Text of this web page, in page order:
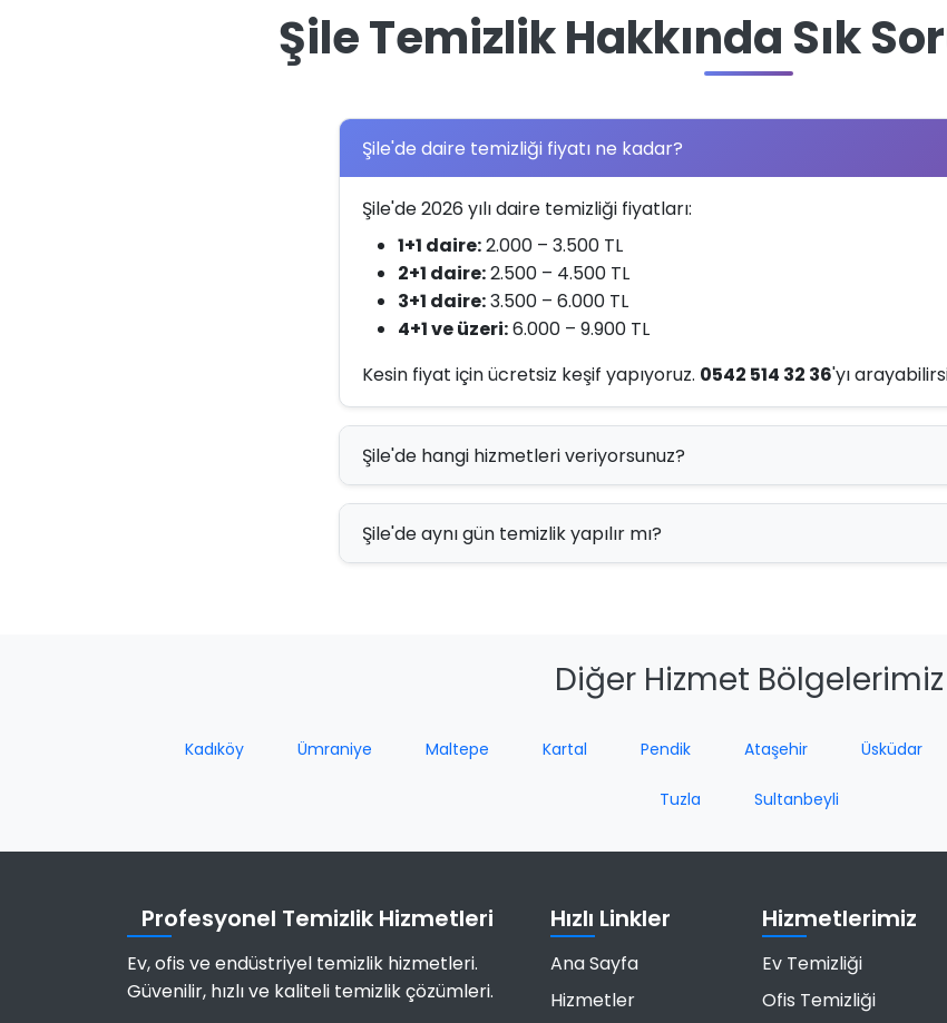
Şile Temizlik Hakkında Sık
Şile'de daire temizliği fiyatı ne kadar?
Şile'de 2026 yılı daire temizliği fiyatları:
1+1 daire:2.000 – 3.500 TL
2+1 daire:2.500 – 4.500 TL
3+1 daire:3.500 – 6.000 TL
4+1 ve üzeri:6.000 – 9.900 TL
Kesin fiyat için ücretsiz keşif yapıyoruz. 0542 514 32 36'yı
Şile'de hangi hizmetleri veriyorsunuz?
Şile'de aynı gün temizlik yapılır mı?
Diğer Hizmet Bölgelerimiz
Kadıköy Ümraniye Maltepe Kartal Pendik Ataşehir Üsküdar
Tuzla Sultanbeyli
Profesyonel Temizlik Hizmetleri
Ev, ofis ve endüstriyel temizlik hizmetleri.
Güvenilir, hızlı ve kaliteli temizlik çözümleri.
Hızlı Linkler
Ana Sayfa
Hizmetler
Hizmetlerimiz
Ev Temizliği
Ofis Temizliği